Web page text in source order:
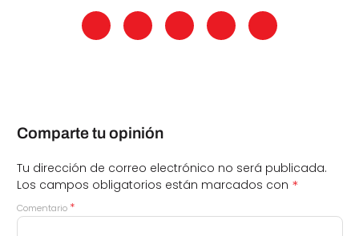
Comparte tu opinión
Tu dirección de correo electrónico no será publicada.
Los campos obligatorios están marcados con *
Comentario *